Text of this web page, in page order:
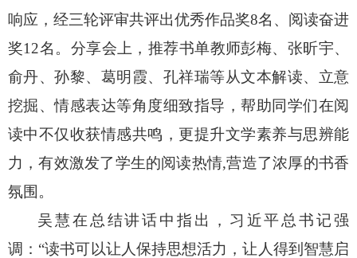
响应，经三轮评审共评出优秀作品奖8名、阅读奋进
奖12名。分享会上，推荐书单教师彭梅、张昕宇、
俞丹、孙黎、葛明霞、孔祥瑞等从文本解读、立意
挖掘、情感表达等角度细致指导，帮助同学们在阅
读中不仅收获情感共鸣，更提升文学素养与思辨能
力，有效激发了学生的阅读热情,营造了浓厚的书香
氛围。
吴慧在总结讲话中指出，习近平总书记强
调：“读书可以让人保持思想活力，让人得到智慧启